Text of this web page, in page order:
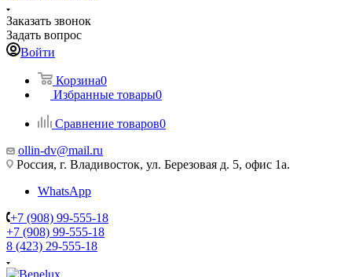
Заказать звонок
Задать вопрос
Войти
Корзина0
Избранные товары0
Сравнение товаров0
ollin-dv@mail.ru
Россия, г. Владивосток, ул. Березовая д. 5, офис 1а.
WhatsApp
+7 (908) 99-555-18
+7 (908) 99-555-18
8 (423) 29-555-18